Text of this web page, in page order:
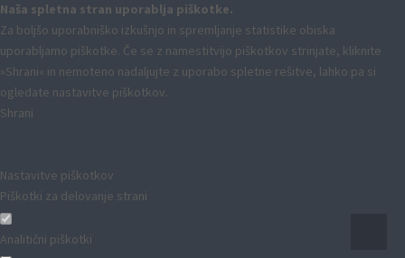
Naša spletna stran uporablja piškotke.
Za boljšo uporabniško izkušnjo in spremljanje statistike obiska
uporabljamo piškotke. Če se z namestitvijo piškotkov strinjate, kliknite
»Shrani« in nemoteno nadaljujte z uporabo spletne rešitve, lahko pa si
ogledate nastavitve piškotkov.
Shrani
Nastavitve piškotkov
Piškotki za delovanje strani
Analitični piškotki